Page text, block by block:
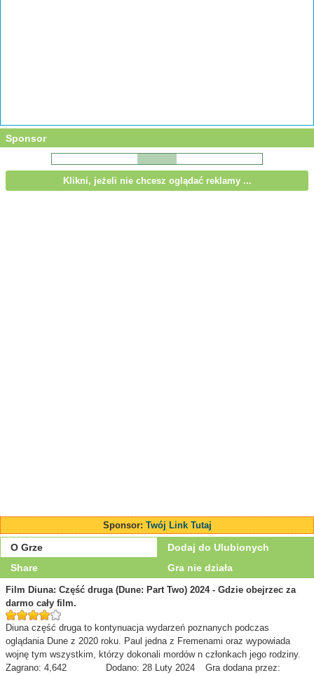
Sponsor
Klikni, jeżeli nie chcesz oglądać reklamy ...
Sponsor: Twój Link Tutaj
O Grze
Dodaj do Ulubionych
Share
Gra nie działa
Film Diuna: Część druga (Dune: Part Two) 2024 - Gdzie obejrzec za
darmo cały film.
Diuna część druga to kontynuacja wydarzeń poznanych podczas
oglądania Dune z 2020 roku. Paul jedna z Fremenami oraz wypowiada
wojnę tym wszystkim, którzy dokonali mordów n członkach jego rodziny.
Zagrano: 4,642
Dodano: 28 Luty 2024
Gra dodana przez: